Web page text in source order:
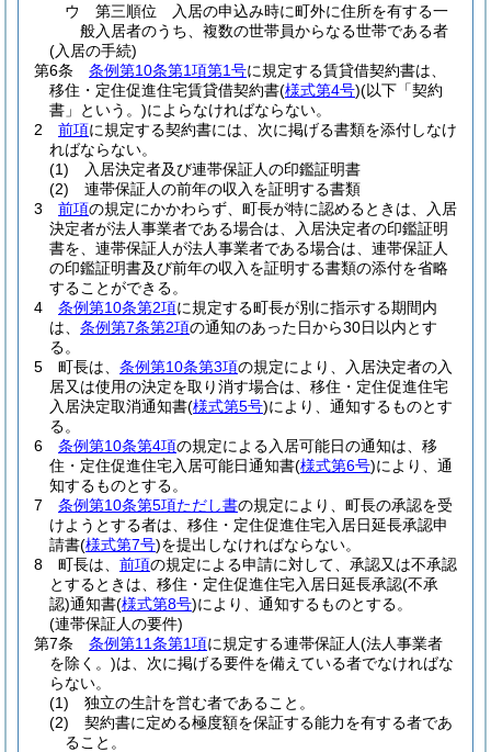
ウ
第三順位 入居の申込み時に町外に住所を有する一
般入居者のうち、複数の世帯員からなる世帯である者
(入居の手続)
第6条
条例第10条第1項第1号に規定する賃貸借契約書は、
移住・定住促進住宅賃貸借契約書(様式第4号)(以下「契約
書」という。)によらなければならない。
2
前項に規定する契約書には、次に掲げる書類を添付しなけ
ればならない。
(1)
入居決定者及び連帯保証人の印鑑証明書
(2)
連帯保証人の前年の収入を証明する書類
3
前項の規定にかかわらず、町長が特に認めるときは、入居
決定者が法人事業者である場合は、入居決定者の印鑑証明
書を、連帯保証人が法人事業者である場合は、連帯保証人
の印鑑証明書及び前年の収入を証明する書類の添付を省略
することができる。
4
条例第10条第2項に規定する町長が別に指示する期間内
は、 条例第7条第2項の通知のあった日から30日以内とす
る。
5
町長は、 条例第10条第3項の規定により、入居決定者の入
居又は使用の決定を取り消す場合は、移住・定住促進住宅
入居決定取消通知書(様式第5号)により、通知するものとす
る。
6
条例第10条第4項の規定による入居可能日の通知は、移
住・定住促進住宅入居可能日通知書(様式第6号)により、通
知するものとする。
7
条例第10条第5項ただし書の規定により、町長の承認を受
けようとする者は、移住・定住促進住宅入居日延長承認申
請書(様式第7号)を提出しなければならない。
8
町長は、 前項の規定による申請に対して、承認又は不承認
とするときは、移住・定住促進住宅入居日延長承認(不承
認)通知書(様式第8号)により、通知するものとする。
(連帯保証人の要件)
第7条
条例第11条第1項に規定する連帯保証人(法人事業者
を除く。)は、次に掲げる要件を備えている者でなければな
らない。
(1)
独立の生計を営む者であること。
(2)
契約書に定める極度額を保証する能力を有する者であ
ること。